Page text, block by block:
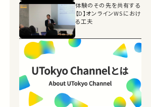
体験のその先を共有する
【D】オンラインWSにおけ
る工夫